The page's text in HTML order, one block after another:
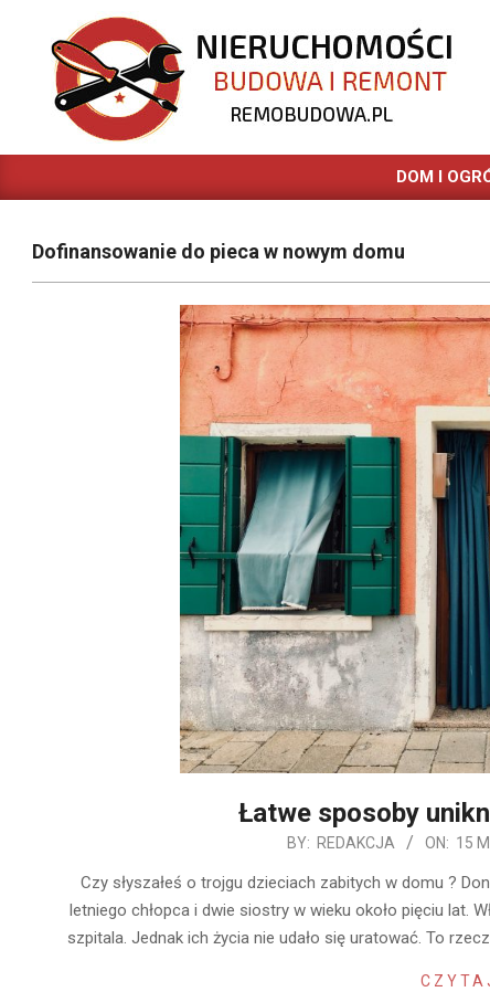
content
REMOBUDOWA.PL DOM I
Dofinansowanie do pieca w nowym domu
Łatwe sposoby
BY: REDAKCJA ON: 15
Czy słyszałeś o trojgu dzieciach zabitych w domu ?
letniego chłopca i dwie siostry w wieku około pięciu lat.
szpitala. Jednak ich życia nie udało się uratować. To